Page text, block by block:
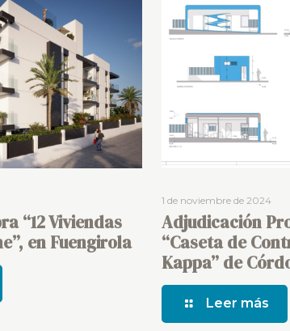
“12 Viviendas
en Fuengirola
1 de noviembre de 2024
Adjudicación
“Caseta de
Kappa” de
Leer más